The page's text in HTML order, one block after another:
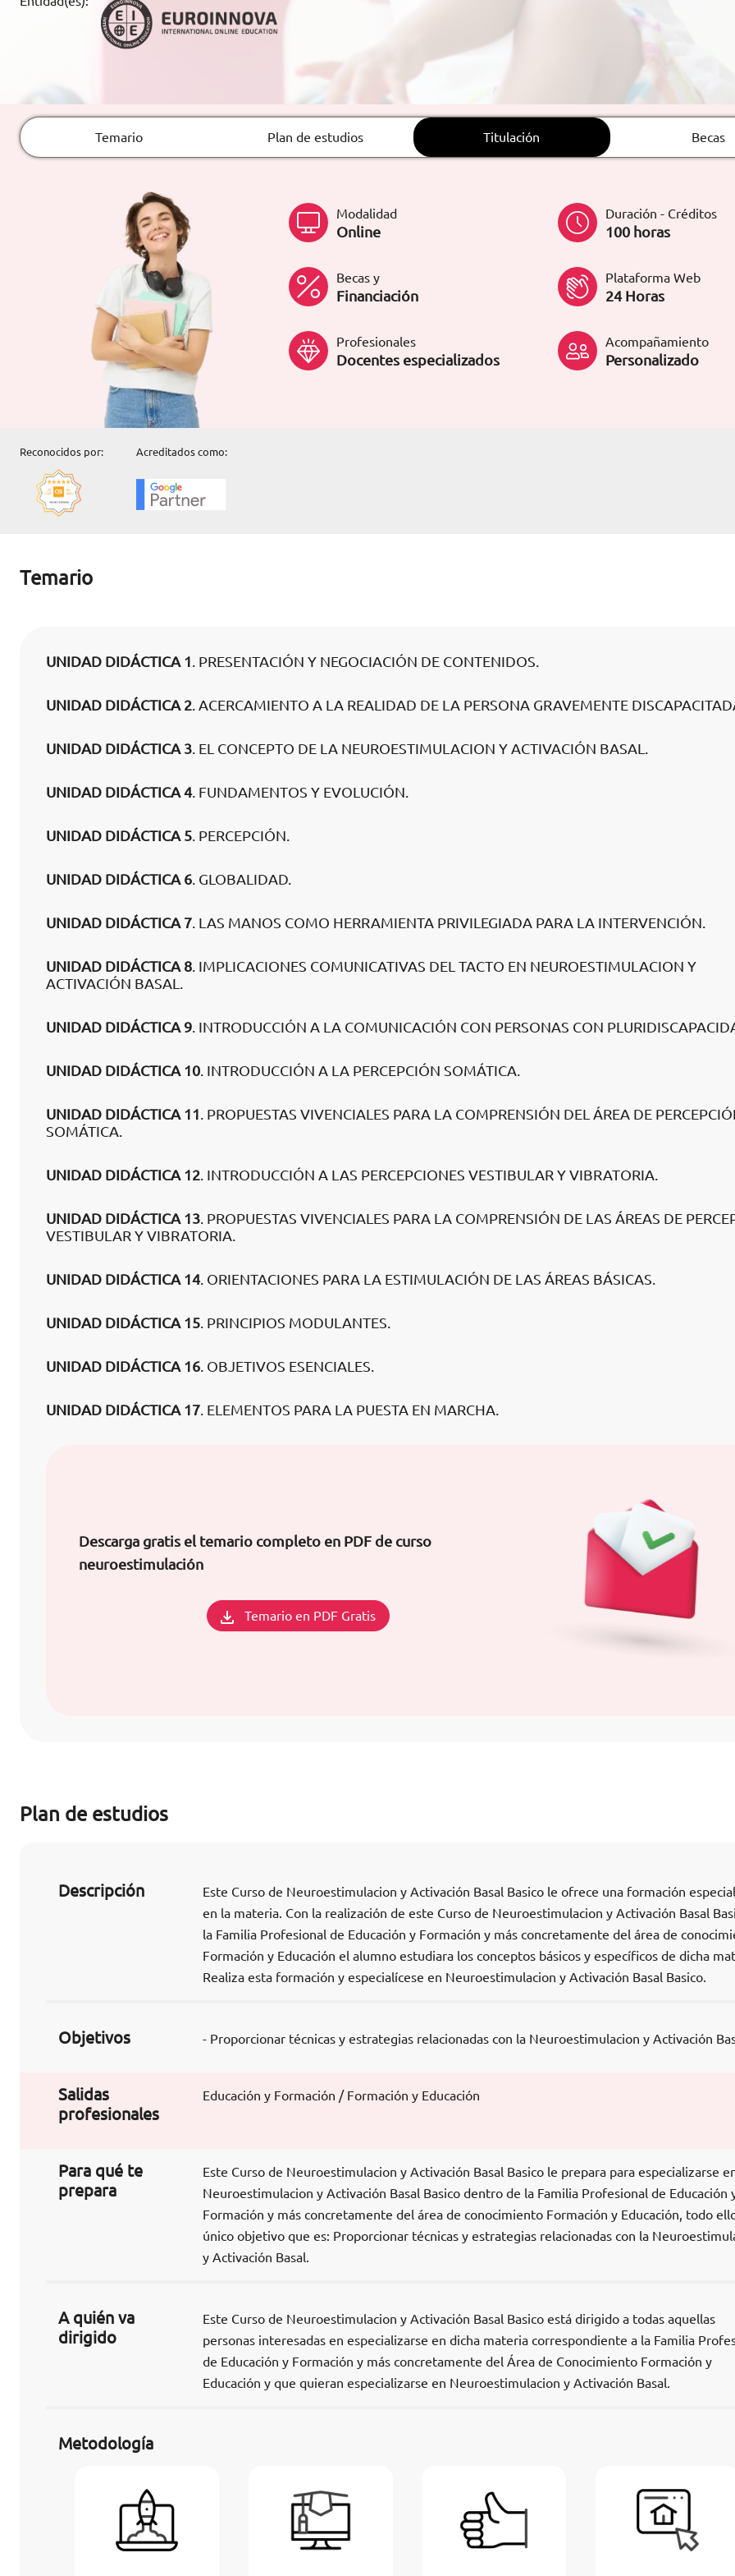
LABORAL
CONTACTO ES
formacion@euroinnova.com
TRABAJA CON NOSOTROS
Temario Plan de estudios Titulación Becas
Modalidad
Online
Duración - Créditos
100 horas
Becas y
Financiación
Plataforma Web
24 Horas
Profesionales
Docentes especializados
Acompañamiento
Personalizado
Reconocidos por: Acreditados como:
Temario
UNIDAD DIDÁCTICA 1. PRESENTACIÓN Y NEGOCIACIÓN DE CONTENIDOS.
UNIDAD DIDÁCTICA 2. ACERCAMIENTO A LA REALIDAD DE LA PERSONA GRAVEMENTE
UNIDAD DIDÁCTICA 3. EL CONCEPTO DE LA NEUROESTIMULACION Y ACTIVACIÓN BASAL.
UNIDAD DIDÁCTICA 4. FUNDAMENTOS Y EVOLUCIÓN.
UNIDAD DIDÁCTICA 5. PERCEPCIÓN.
UNIDAD DIDÁCTICA 6. GLOBALIDAD.
UNIDAD DIDÁCTICA 7. LAS MANOS COMO HERRAMIENTA PRIVILEGIADA PARA LA INTERVENCIÓN.
UNIDAD DIDÁCTICA 8. IMPLICACIONES COMUNICATIVAS DEL TACTO EN NEUROESTIMULACION Y
ACTIVACIÓN BASAL.
UNIDAD DIDÁCTICA 9. INTRODUCCIÓN A LA COMUNICACIÓN CON PERSONAS CON
UNIDAD DIDÁCTICA 10. INTRODUCCIÓN A LA PERCEPCIÓN SOMÁTICA.
UNIDAD DIDÁCTICA 11. PROPUESTAS VIVENCIALES PARA LA COMPRENSIÓN DEL ÁREA DE
SOMÁTICA.
UNIDAD DIDÁCTICA 12. INTRODUCCIÓN A LAS PERCEPCIONES VESTIBULAR Y VIBRATORIA.
UNIDAD DIDÁCTICA 13. PROPUESTAS VIVENCIALES PARA LA COMPRENSIÓN DE LAS ÁREAS DE
VESTIBULAR Y VIBRATORIA.
UNIDAD DIDÁCTICA 14. ORIENTACIONES PARA LA ESTIMULACIÓN DE LAS ÁREAS BÁSICAS.
UNIDAD DIDÁCTICA 15. PRINCIPIOS MODULANTES.
UNIDAD DIDÁCTICA 16. OBJETIVOS ESENCIALES.
UNIDAD DIDÁCTICA 17. ELEMENTOS PARA LA PUESTA EN MARCHA.
Descarga gratis el temario completo en PDF de curso
neuroestimulación
Temario en PDF Gratis
Plan de estudios
Descripción
Este Curso de Neuroestimulacion y Activación Basal Basico le ofrece una formación
en la materia. Con la realización de este Curso de Neuroestimulacion y Activación Basal
la Familia Profesional de Educación y Formación y más concretamente del área de
Formación y Educación el alumno estudiara los conceptos básicos y específicos de dicha
Realiza esta formación y especialícese en Neuroestimulacion y Activación Basal Basico.
Objetivos - Proporcionar técnicas y estrategias relacionadas con la Neuroestimulacion y Activación
Salidas
profesionales
Educación y Formación / Formación y Educación
Para qué te
prepara
Este Curso de Neuroestimulacion y Activación Basal Basico le prepara para especializarse
Neuroestimulacion y Activación Basal Basico dentro de la Familia Profesional de Educación
Formación y más concretamente del área de conocimiento Formación y Educación, todo
único objetivo que es: Proporcionar técnicas y estrategias relacionadas con la
y Activación Basal.
A quién va
dirigido
Este Curso de Neuroestimulacion y Activación Basal Basico está dirigido a todas aquellas
personas interesadas en especializarse en dicha materia correspondiente a la Familia
de Educación y Formación y más concretamente del Área de Conocimiento Formación y
Educación y que quieran especializarse en Neuroestimulacion y Activación Basal.
Metodología